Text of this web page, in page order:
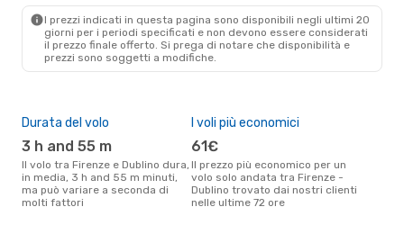
Klm Royal Dutch Airlines
1 Scalo
DUB- FLR
I prezzi indicati in questa pagina sono disponibili negli ultimi 20
giorni per i periodi specificati e non devono essere considerati
il ​​prezzo finale offerto. Si prega di notare che disponibilità e
prezzi sono soggetti a modifiche.
Durata del volo
3 h and 55 m
Il volo tra Firenze e Dublino dura,
in media, 3 h and 55 m minuti,
ma può variare a seconda di
molti fattori
I voli più economici
61€
Il prezzo più economico per un
volo solo andata tra Firenze -
Dublino trovato dai nostri clienti
nelle ultime 72 ore